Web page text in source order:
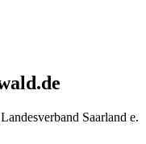
Saarland e.